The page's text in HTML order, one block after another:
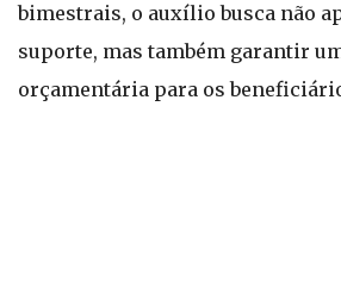
bimestrais, o auxílio busca não
suporte, mas também garantir
orçamentária para os